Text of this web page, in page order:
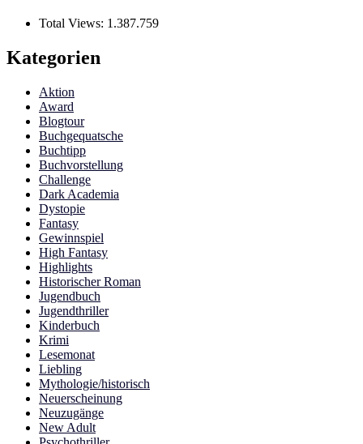
Total Views: 1.387.759
Kategorien
Aktion
Award
Blogtour
Buchgequatsche
Buchtipp
Buchvorstellung
Challenge
Dark Academia
Dystopie
Fantasy
Gewinnspiel
High Fantasy
Highlights
Historischer Roman
Jugendbuch
Jugendthriller
Kinderbuch
Krimi
Lesemonat
Liebling
Mythologie/historisch
Neuerscheinung
Neuzugänge
New Adult